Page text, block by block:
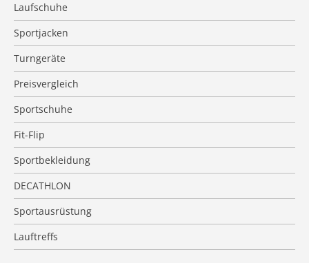
Laufschuhe
Sportjacken
Turngeräte
Preisvergleich
Sportschuhe
Fit-Flip
Sportbekleidung
DECATHLON
Sportausrüstung
Lauftreffs